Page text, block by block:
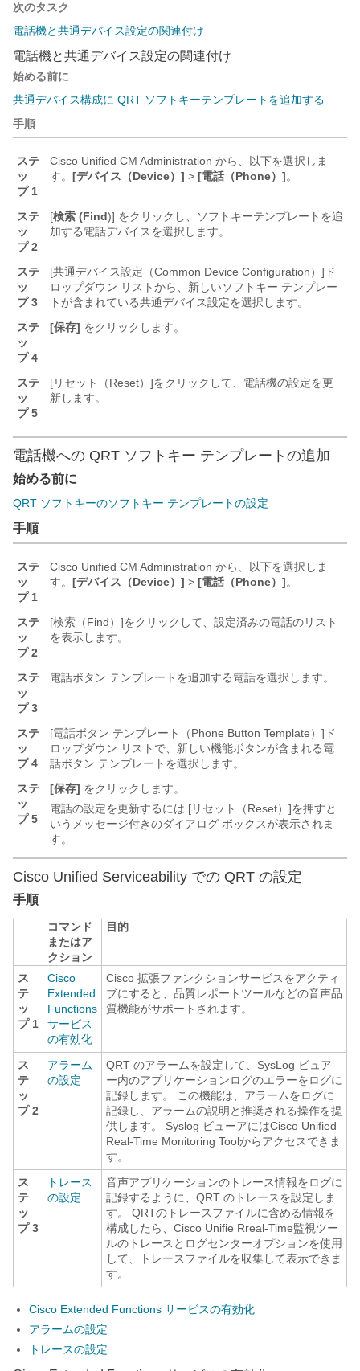
次のタスク
電話機と共通デバイス設定の関連付け
電話機と共通デバイス設定の関連付け
始める前に
共通デバイス構成に QRT ソフトキーテンプレートを追加する
手順
ステ
ッ
プ 1
Cisco Unified CM Administration から、以下を選択しま
す。 [デバイス（Device）] > [電話（Phone）]。
ステ
ッ
プ 2
[検索 (Find)] をクリックし、ソフトキーテンプレートを追
加する電話デバイスを選択します。
ステ
ッ
プ 3
[共通デバイス設定（Common Device Configuration）] ド
ロップダウン リストから、新しいソフトキー テンプレー
トが含まれている共通デバイス設定を選択します。
ステ
ッ
プ 4
[保存] をクリックします。
ステ
ッ
プ 5
[リセット（Reset）]をクリックして、電話機の設定を更
新します。
電話機への QRT ソフトキー テンプレートの追加
始める前に
QRT ソフトキーのソフトキー テンプレートの設定
手順
ステ
ッ
プ 1
Cisco Unified CM Administration から、以下を選択しま
す。 [デバイス（Device）] > [電話（Phone）]。
ステ
ッ
プ 2
[検索（Find）]をクリックして、設定済みの電話のリスト
を表示します。
ステ
ッ
プ 3
電話ボタン テンプレートを追加する電話を選択します。
ステ
ッ
プ 4
[電話ボタン テンプレート（Phone Button Template）] ド
ロップダウン リストで、新しい機能ボタンが含まれる電
話ボタン テンプレートを選択します。
ステ
ッ
プ 5
[保存] をクリックします。
電話の設定を更新するには [リセット（Reset）]を押すと
いうメッセージ付きのダイアログ ボックスが表示されま
す。
Cisco Unified Serviceability での QRT の設定
手順
コマンド
またはア
クション
目的
ス
テ
ッ
プ 1
Cisco
Extended
Functions
サービス
の有効化
Cisco 拡張ファンクションサービスをアクティ
ブにすると、品質レポートツールなどの音声品
質機能がサポートされます。
ス
テ
ッ
プ 2
アラーム
の設定
QRT のアラームを設定して、SysLog ビュア
ー内のアプリケーションログのエラーをログに
記録します。 この機能は、アラームをログに
記録し、アラームの説明と推奨される操作を提
供します。 Syslog ビューアにはCisco Unified
Real-Time Monitoring Toolからアクセスできま
す。
ス
テ
ッ
プ 3
トレース
の設定
音声アプリケーションのトレース情報をログに
記録するように、QRT のトレースを設定しま
す。 QRTのトレースファイルに含める情報を
構成したら、Cisco Unifie Rreal-Time監視ツー
ルのトレースとログセンターオプションを使用
して、トレースファイルを収集して表示できま
す。
Cisco Extended Functions サービスの有効化
アラームの設定
トレースの設定